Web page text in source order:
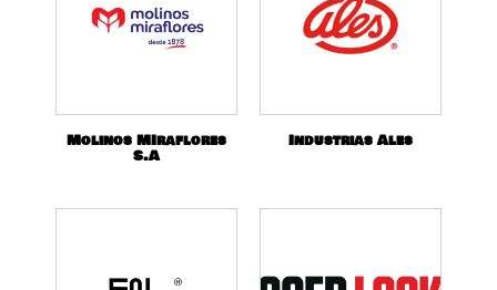
Molinos MIraflores
S.A
Industrias Ales